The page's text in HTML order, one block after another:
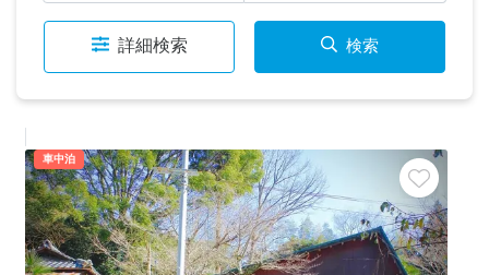
詳細検索 検索
車中泊